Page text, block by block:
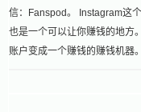
信：Fanspod。 Instagram这
也是一个可以让你赚钱的地方
账户变成一个赚钱的赚钱机器。